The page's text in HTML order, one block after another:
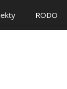
RODO